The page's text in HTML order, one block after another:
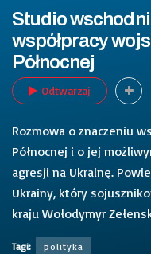
Studio
współpracy
Północnej
Odtwarzaj
Rozmowa o znaczeniu
Północnej i o jej
agresji na Ukrainę.
Ukrainy, który
kraju Wołodymyr
Tagi: polityka